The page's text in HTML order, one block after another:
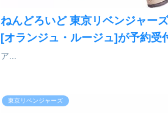
ねんどろいど 東京リベンジャー
[オランジュ・ルージュ]が予約受
ア...
東京リベンジャーズ